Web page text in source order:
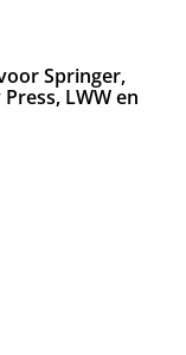
Springer,
LWW en